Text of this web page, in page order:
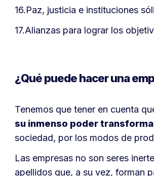
16.Paz, justicia e instituciones
17.Alianzas para lograr los
¿Qué puede hacer una
Tenemos que tener en cuenta
su inmenso poder
sociedad, por los modos de
Las empresas no son seres
apellidos que, a su vez, forman